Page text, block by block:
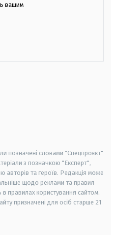
вашим
позначені словами "Спецпроєкт"
з позначкою "Експерт",
авторів та героїв. Редакція може
щодо реклами та правил
правилах користування сайтом.
призначені для осіб старше 21